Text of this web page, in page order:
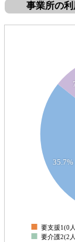
事業所の
35.7%
要支援1(0
要介護2(2